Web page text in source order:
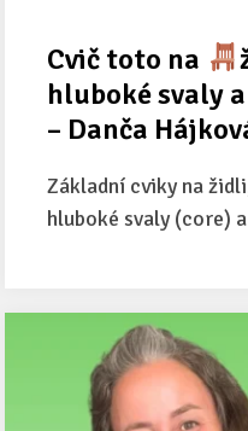
Cvič toto na
hluboké svaly
– Danča
Základní cviky na
hluboké svaly (core)